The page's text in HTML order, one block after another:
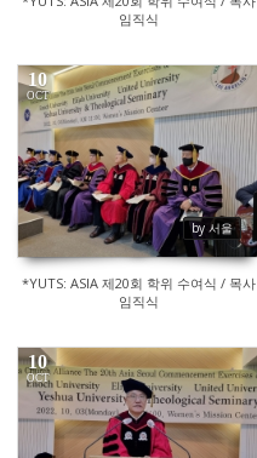
임직식
10
OCT
by 서울
369
*YUTS: ASIA 제20회 학위 수여식 / 목사
임직식
10
OCT
366